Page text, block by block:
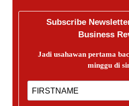
Subscribe
Business
Jadi usahawan pertama
minggu di